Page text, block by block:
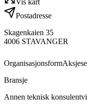
Vis kart
Postadresse
Skagenkaien 35
4006 STAVANGER
Organisasjonsform
Bransje
Annen teknisk